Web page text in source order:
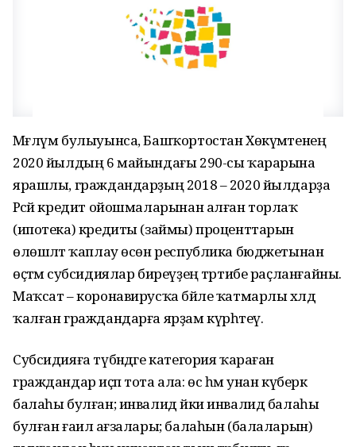
Мәғлүм булыуынса, Башҡортостан Хөкүмәтенең
2020 йылдың 6 майындағы 290-сы ҡарарына
ярашлы, граждандарҙың 2018 – 2020 йылдарҙа
Рәсәй кредит ойошмаларынан алған торлаҡ
(ипотека) кредиты (займы) проценттарын
өлөшләтә ҡаплау өсөн республика бюджетынан
өҫтәмә субсидиялар биреүҙең тәртибе раҫланғайны.
Маҡсат – коронавирусҡа бәйле ҡатмарлы хәлдә
ҡалған граждандарға ярҙам күрһәтеү.
Субсидияға түбәндәге категория ҡараған
граждандар иҫәп тота ала: өс һәм унан күберәк
балаһы булған; инвалид йәки инвалид балаһы
булған ғаилә ағзалары; балаһын (балаларын)